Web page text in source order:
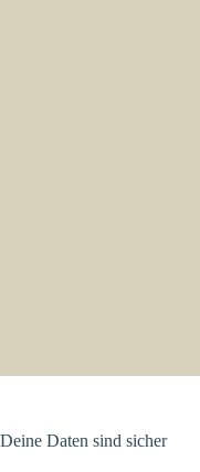
Deine Daten sind sicher